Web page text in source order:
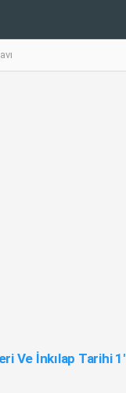
Ve İnkılap Tarihi